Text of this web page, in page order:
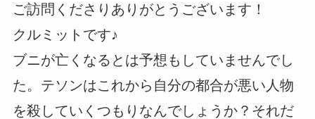
ご訪問くださりありがとうございます！
クルミットです♪
ブニが亡くなるとは予想もしていませんでし
た。テソンはこれから自分の都合が悪い人物
を殺していくつもりなんでしょうか？それだ